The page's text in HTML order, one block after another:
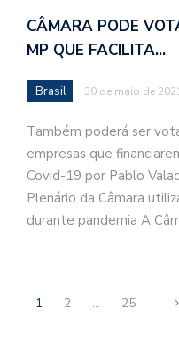
CÂMARA PODE
MP QUE FACILITA…
Brasil 30 de maio de
Também poderá ser
empresas que
Covid-19 por Pablo
Plenário da Câmara
durante pandemia A
1 2 … 25